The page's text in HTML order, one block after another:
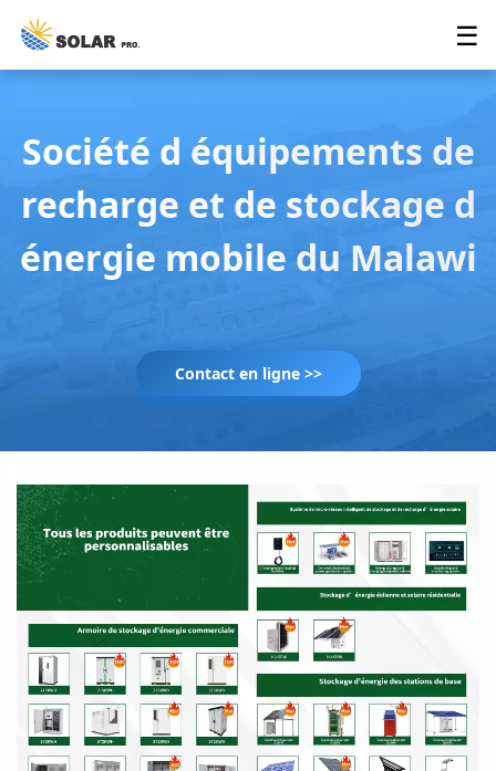
☰
Société d équipements de
recharge et de stockage d
énergie mobile du Malawi
Contact en ligne >>